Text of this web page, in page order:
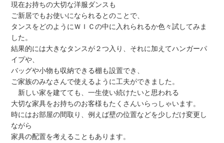
現在お持ちの大切な洋服ダンスも
ご新居でもお使いになられるとのことで、
タンスをどのようにＷＩＣの中に入れられるか色々試してみま
した。
結果的には大きなタンスが２つ入り、それに加えてハンガーパ
イプや、
バッグや小物も収納できる棚も設置でき、
ご家族のみなさんで使えるように工夫ができました。
新しい家を建てても、一生使い続けたいと思われる
大切な家具をお持ちのお客様もたくさんいらっしゃいます。
時にはお部屋の間取り、例えば壁の位置などを少しだけ変更し
ながら
家具の配置を考えることもあります。